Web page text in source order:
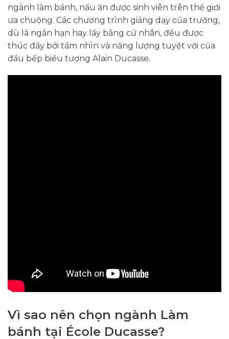
ngành làm bánh, nấu ăn được sinh viên trên thế giới
ưa chuộng. Các chương trình giảng dạy của trường,
dù là ngắn hạn hay lấy bằng cử nhân, đều được
thúc đẩy bởi tầm nhìn và năng lượng tuyệt vời của
đầu bếp biểu tượng Alain Ducasse.
Vì sao nên chọn ngành Làm
bánh tại École Ducasse?